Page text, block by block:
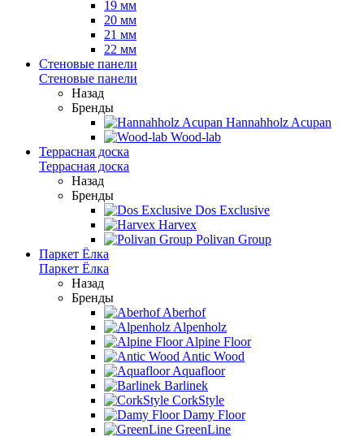
19 мм
20 мм
21 мм
22 мм
Стеновые панели
Стеновые панели
Назад
Бренды
Hannahholz Acupan
Wood-lab
Террасная доска
Террасная доска
Назад
Бренды
Dos Exclusive
Harvex
Polivan Group
Паркет Ёлка
Паркет Ёлка
Назад
Бренды
Aberhof
Alpenholz
Alpine Floor
Antic Wood
Aquafloor
Barlinek
CorkStyle
Damy Floor
GreenLine